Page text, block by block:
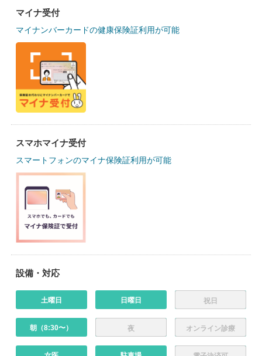
マイナ受付
マイナンバーカードの健康保険証利用が可能
スマホマイナ受付
スマートフォンのマイナ保険証利用が可能
設備・対応
土曜日 日曜日 祝日
朝（8:30〜） 夜 オンライン診療